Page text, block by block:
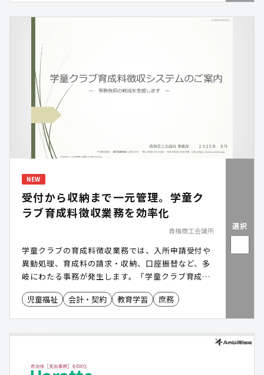
NEW
受付から収納まで一元管理。学童ク
ラブ育成料徴収業務を効率化
青梅商工会議所
学童クラブの育成料徴収業務では、入所申請受付や
異動処理、育成料の請求・収納、口座振替など、多
岐にわたる事務が発生します。「学童クラブ育成料
徴収システム」は、20年以上にわたり自治体の要望
を反映しながら機能を改善し、自治体ごとの運用に
児童福祉 会計・契約 教育学習 庶務
選択